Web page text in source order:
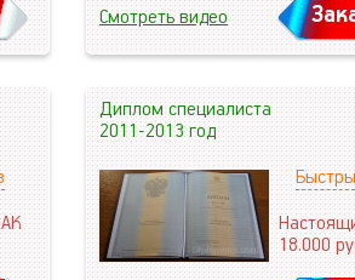
Смотреть видео
Диплом специалиста
2011-2013 год
18.000